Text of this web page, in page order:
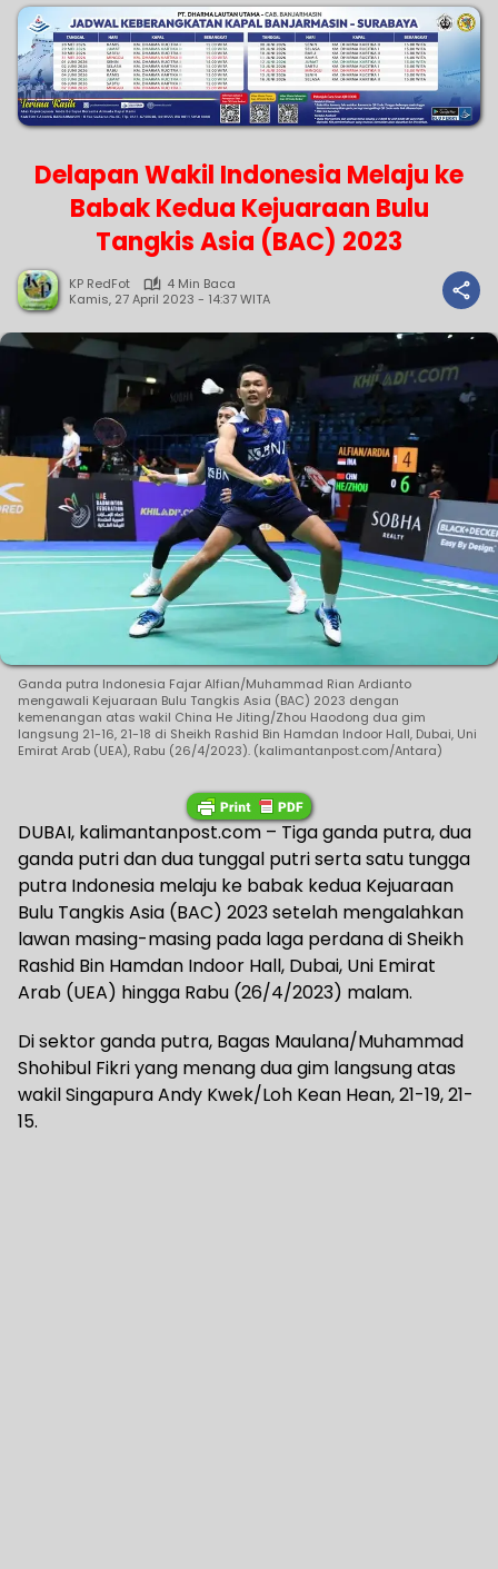
Delapan Wakil Indonesia Melaju ke
Babak Kedua Kejuaraan Bulu
Tangkis Asia (BAC) 2023
KP RedFot
4 Min Baca
Kamis, 27 April 2023 - 14:37 WITA
Ganda putra Indonesia Fajar Alfian/Muhammad Rian Ardianto
mengawali Kejuaraan Bulu Tangkis Asia (BAC) 2023 dengan
kemenangan atas wakil China He Jiting/Zhou Haodong dua gim
langsung 21-16, 21-18 di Sheikh Rashid Bin Hamdan Indoor Hall, Dubai, Uni
Emirat Arab (UEA), Rabu (26/4/2023). (kalimantanpost.com/Antara)
DUBAI, kalimantanpost.com – Tiga ganda putra, dua
ganda putri dan dua tunggal putri serta satu tungga
putra Indonesia melaju ke babak kedua Kejuaraan
Bulu Tangkis Asia (BAC) 2023 setelah mengalahkan
lawan masing-masing pada laga perdana di Sheikh
Rashid Bin Hamdan Indoor Hall, Dubai, Uni Emirat
Arab (UEA) hingga Rabu (26/4/2023) malam.
Di sektor ganda putra, Bagas Maulana/Muhammad
Shohibul Fikri yang menang dua gim langsung atas
wakil Singapura Andy Kwek/Loh Kean Hean, 21-19, 21-
15.